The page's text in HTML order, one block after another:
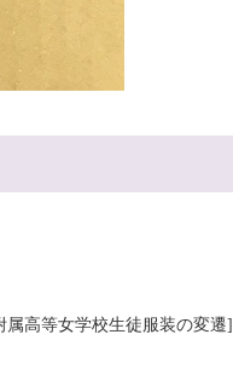
高等女学校生徒服装の変遷]